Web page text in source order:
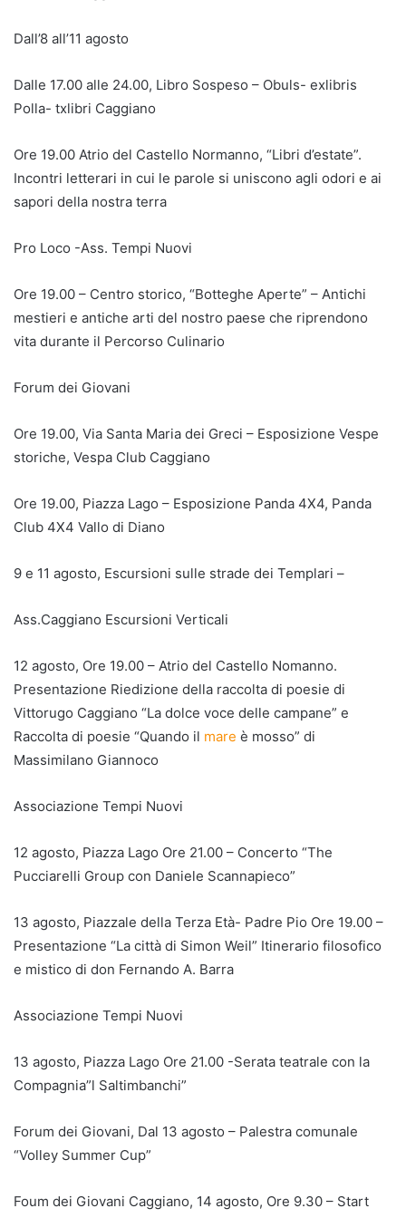
Dall’8 all’11 agosto
Dalle 17.00 alle 24.00, Libro Sospeso – Obuls- exlibris
Polla- txlibri Caggiano
Ore 19.00 Atrio del Castello Normanno, “Libri d’estate”.
Incontri letterari in cui le parole si uniscono agli odori e ai
sapori della nostra terra
Pro Loco -Ass. Tempi Nuovi
Ore 19.00 – Centro storico, “Botteghe Aperte” – Antichi
mestieri e antiche arti del nostro paese che riprendono
vita durante il Percorso Culinario
Forum dei Giovani
Ore 19.00, Via Santa Maria dei Greci – Esposizione Vespe
storiche, Vespa Club Caggiano
Ore 19.00, Piazza Lago – Esposizione Panda 4X4, Panda
Club 4X4 Vallo di Diano
9 e 11 agosto, Escursioni sulle strade dei Templari –
Ass.Caggiano Escursioni Verticali
12 agosto, Ore 19.00 – Atrio del Castello Nomanno.
Presentazione Riedizione della raccolta di poesie di
Vittorugo Caggiano “La dolce voce delle campane” e
Raccolta di poesie “Quando il mare è mosso” di
Massimilano Giannoco
Associazione Tempi Nuovi
12 agosto, Piazza Lago Ore 21.00 – Concerto “The
Pucciarelli Group con Daniele Scannapieco”
13 agosto, Piazzale della Terza Età- Padre Pio Ore 19.00 –
Presentazione “La città di Simon Weil” Itinerario filosofico
e mistico di don Fernando A. Barra
Associazione Tempi Nuovi
13 agosto, Piazza Lago Ore 21.00 -Serata teatrale con la
Compagnia”l Saltimbanchi”
Forum dei Giovani, Dal 13 agosto – Palestra comunale
“Volley Summer Cup”
Foum dei Giovani Caggiano, 14 agosto, Ore 9.30 – Start